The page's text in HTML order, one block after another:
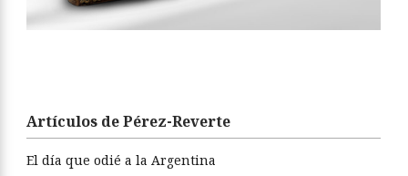
Artículos de Pérez-Reverte
El día que odié a la Argentina